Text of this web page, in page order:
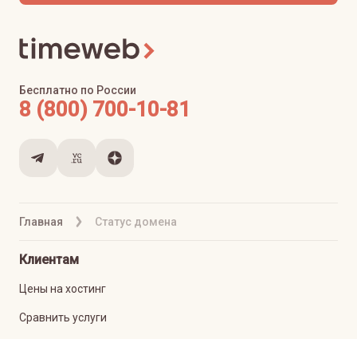
Главная Статус домена
Бесплатно по России
8 (800) 700-10-81
Клиентам
Цены на хостинг
Сравнить услуги